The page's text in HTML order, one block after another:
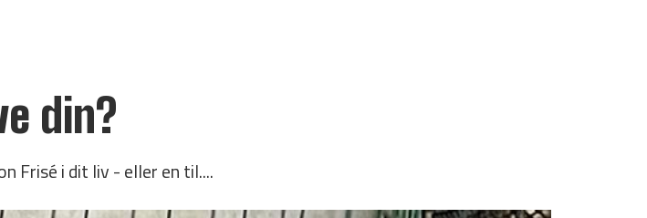
din?
Frisé i dit liv - eller en til....